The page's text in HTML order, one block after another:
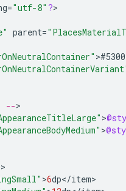
="utf-8" ?>
parent=
>
--
>
>
>6dp</item